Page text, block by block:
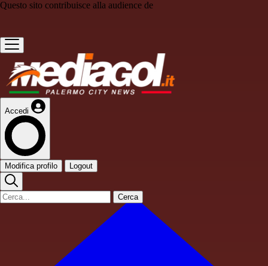
Questo sito contribuisce alla audience de
Accedi
Modifica profilo Logout
Cerca